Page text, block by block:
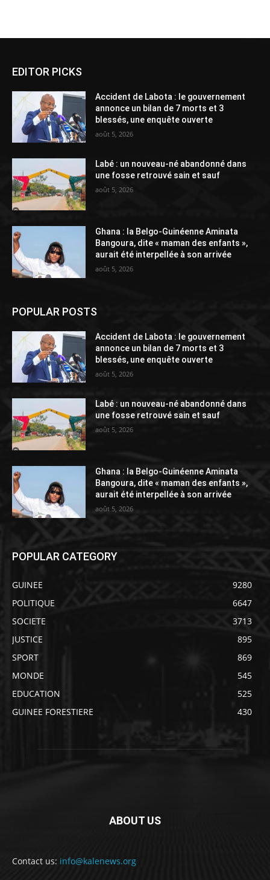
EDITOR PICKS
Accident de Labota : le gouvernement
annonce un bilan de 7 morts et 3
blessés, une enquête ouverte
août 5, 2026
Labé : un nouveau-né abandonné dans
une fosse retrouvé sain et sauf
août 5, 2026
Ghana : la Belgo-Guinéenne Aminata
Bangoura, dite « maman des enfants »,
aurait été interpellée à son arrivée
août 5, 2026
POPULAR POSTS
Accident de Labota : le gouvernement
annonce un bilan de 7 morts et 3
blessés, une enquête ouverte
août 5, 2026
Labé : un nouveau-né abandonné dans
une fosse retrouvé sain et sauf
août 5, 2026
Ghana : la Belgo-Guinéenne Aminata
Bangoura, dite « maman des enfants »,
aurait été interpellée à son arrivée
août 5, 2026
POPULAR CATEGORY
GUINEE
9280
POLITIQUE
6647
SOCIETE
3713
JUSTICE
895
SPORT
869
MONDE
545
EDUCATION
525
GUINEE FORESTIERE
430
ABOUT US
Contact us: info@kalenews.org